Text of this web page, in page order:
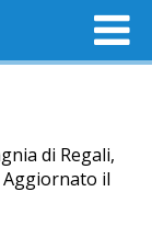
di Regali,
Aggiornato il